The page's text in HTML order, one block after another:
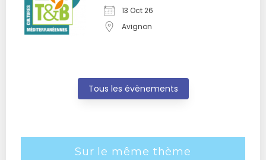
13 Oct 26
Avignon
Tous les évènements
Sur le même thème